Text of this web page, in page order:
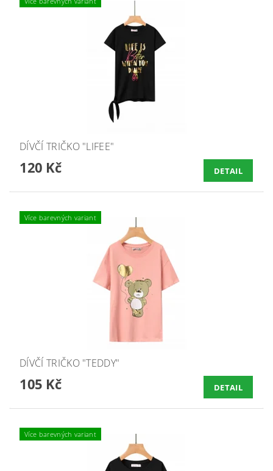
DÍVČÍ TRIČKO "LIFEE"
120 Kč DETAIL
Více barevných variant
DÍVČÍ TRIČKO "TEDDY"
105 Kč DETAIL
Více barevných variant